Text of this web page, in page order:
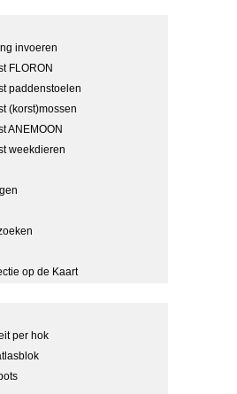
invoeren
FLORON
paddenstoelen
(korst)mossen
ANEMOON
weekdieren
op de Kaart
per hok